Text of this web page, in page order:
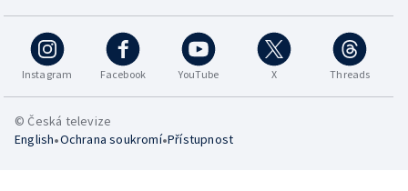
Instagram Facebook YouTube X Threads
© Česká televize
English•Ochrana soukromí•Přístupnost